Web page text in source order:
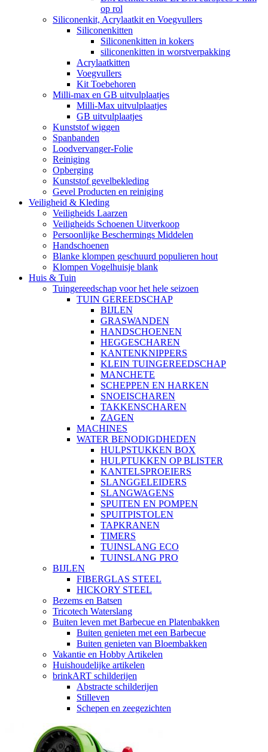
op rol
Siliconenkit, Acrylaatkit en Voegvullers
Siliconenkitten
Siliconenkitten in kokers
siliconenkitten in worstverpakking
Acrylaatkitten
Voegvullers
Kit Toebehoren
Milli-max en GB uitvulplaatjes
Milli-Max uitvulplaatjes
GB uitvulplaatjes
Kunststof wiggen
Spanbanden
Loodvervanger-Folie
Reiniging
Opberging
Kunststof gevelbekleding
Gevel Producten en reiniging
Veiligheid & Kleding
Veiligheids Laarzen
Veiligheids Schoenen Uitverkoop
Persoonlijke Beschermings Middelen
Handschoenen
Blanke klompen geschuurd populieren hout
Klompen Vogelhuisje blank
Huis & Tuin
Tuingereedschap voor het hele seizoen
TUIN GEREEDSCHAP
BIJLEN
GRASWANDEN
HANDSCHOENEN
HEGGESCHAREN
KANTENKNIPPERS
KLEIN TUINGEREEDSCHAP
MANCHETE
SCHEPPEN EN HARKEN
SNOEISCHAREN
TAKKENSCHAREN
ZAGEN
MACHINES
WATER BENODIGDHEDEN
HULPSTUKKEN BOX
HULPTUKKEN OP BLISTER
KANTELSPROEIERS
SLANGGELEIDERS
SLANGWAGENS
SPUITEN EN POMPEN
SPUITPISTOLEN
TAPKRANEN
TIMERS
TUINSLANG ECO
TUINSLANG PRO
BIJLEN
FIBERGLAS STEEL
HICKORY STEEL
Bezems en Batsen
Tricotech Waterslang
Buiten leven met Barbecue en Platenbakken
Buiten genieten met een Barbecue
Buiten genieten van Bloembakken
Vakantie en Hobby Artikelen
Huishoudelijke artikelen
brinkART schilderijen
Abstracte schilderijen
Stilleven
Schepen en zeegezichten